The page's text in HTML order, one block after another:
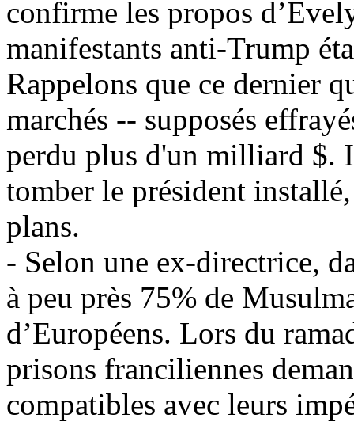
confirme les propos
manifestants anti-Trump
Rappelons que ce dernier
marchés -- supposés
perdu plus d'un milliard $.
tomber le président
plans.
- Selon une ex-directrice,
à peu près 75% de
d’Européens. Lors du
prisons franciliennes
compatibles avec leurs